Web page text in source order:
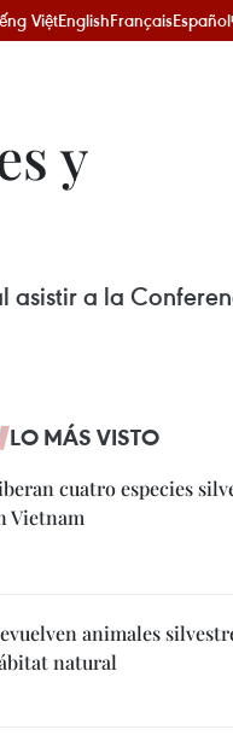
ViệtEnglishFrançaisEspañol
y
asistir a la
LO MÁS VISTO
cuatro especies
Vietnam
animales
natural